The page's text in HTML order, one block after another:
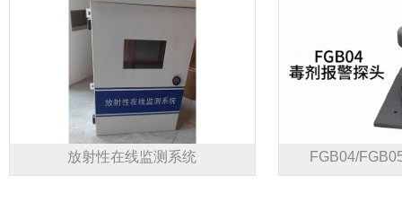
放射性在线监测系统 FGB04/